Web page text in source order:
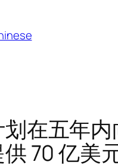
在五年内
70 亿美